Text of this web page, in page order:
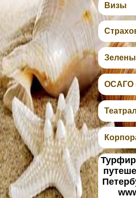
Визы
ОСАГО